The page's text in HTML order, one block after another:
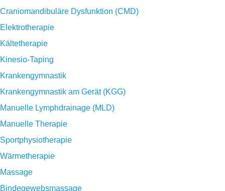
Craniomandibuläre Dysfunktion (CMD)
Elektrotherapie
Kältetherapie
Kinesio-Taping
Krankengymnastik
Krankengymnastik am Gerät (KGG)
Manuelle Lymphdrainage (MLD)
Manuelle Therapie
Sportphysiotherapie
Wärmetherapie
Massage
Bindegewebsmassage